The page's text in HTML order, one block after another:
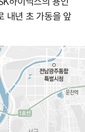
내년 초 가동을 앞